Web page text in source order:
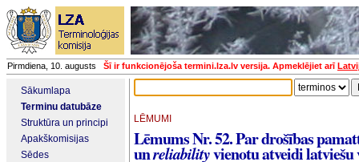
Pirmdiena, 10. augusts Šī ir funkcionējoša termini.lza.lv versija. Apmeklējiet arī
Sākumlapa
Terminu datubāze
Struktūra un principi
Apakškomisijas
Sēdes
LĒMUMI
Lēmums Nr. 52. Par drošības
unreliabilityvienotu atveidi latviešu